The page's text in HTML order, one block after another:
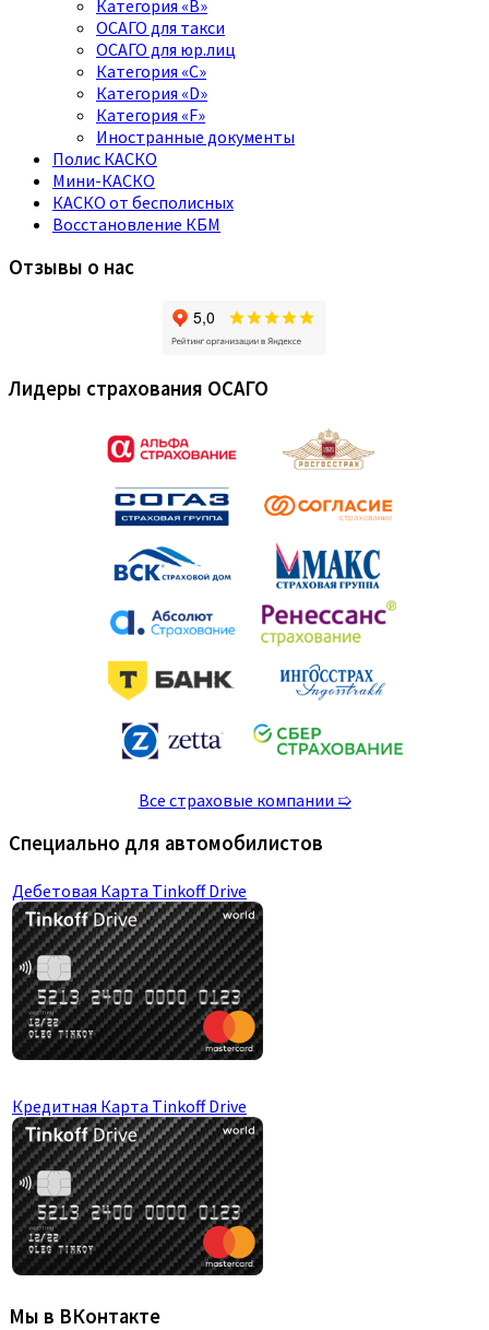
Категория «B»
ОСАГО для такси
ОСАГО для юр.лиц
Категория «C»
Категория «D»
Категория «F»
Иностранные документы
Полис КАСКО
Мини-КАСКО
КАСКО от бесполисных
Восстановление КБМ
Отзывы о нас
Лидеры страхования ОСАГО
Все страховые компании ➯
Специально для автомобилистов
Дебетовая Карта Tinkoff Drive
Кредитная Карта Tinkoff Drive
Мы в ВКонтакте